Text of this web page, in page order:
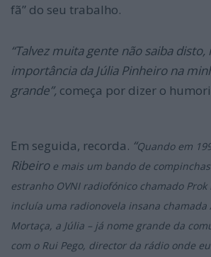
fã” do seu trabalho.
“Talvez muita gente não saiba disto,
importância da Júlia Pinheiro na
grande”, começa por dizer o
Em seguida, recorda. “Quando em
Ribeiroe mais um bando de
estranho OVNI radiofónico chamado Prok
incluía uma radionovela insana chamada
Mortaça, a Júlia – já nome grande da
com o Rui Pego, director da rádio onde